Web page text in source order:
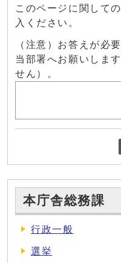
このページに関して
入ください。
（注意）お答えが必
当部署へお願いしま
せん）。
本庁舎総務課
行政一般
選挙